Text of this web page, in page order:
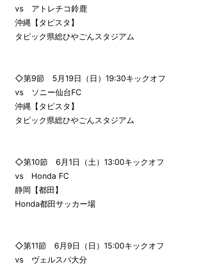
vs アトレチコ鈴鹿
沖縄【タピスタ】
タピック県総ひやごんスタジアム
◇第9節 5月19日（日）19:30キックオフ
vs ソニー仙台FC
沖縄【タピスタ】
タピック県総ひやごんスタジアム
◇第10節 6月1日（土）13:00キックオフ
vs Honda FC
静岡【都田】
Honda都田サッカー場
◇第11節 6月9日（日）15:00キックオフ
vs ヴェルスパ大分